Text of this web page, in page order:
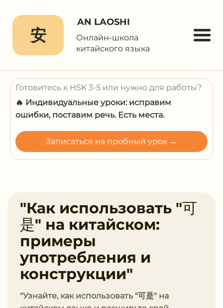
安
AN LAOSHI
Онлайн-школа
китайского языка
Готовитесь к HSK 3-5 или нужно для работы?
🔥 Индивидуальные уроки: исправим
ошибки, поставим речь. Есть места.
Записаться на пробный урок →
"Как использовать "可
是" на китайском:
примеры
употребления и
конструкции"
"Узнайте, как использовать "可是" на